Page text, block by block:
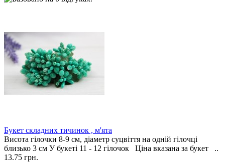
Букет складних тичинок , м'ята
Висота гілочки 8-9 см, діаметр суцвіття на одній гілочці
близько 3 см У букеті 11 - 12 гілочок Ціна вказана за букет ..
13.75 грн.